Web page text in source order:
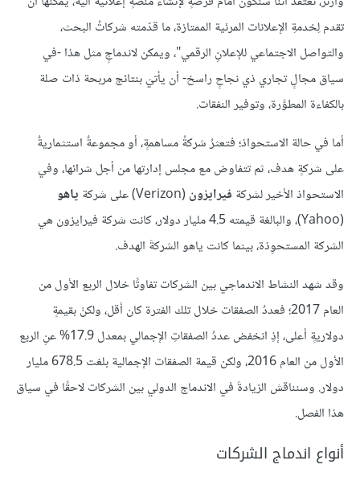
تقدم لِخدمةِ الإعلانات المرئية الممتازة، ما قدّمته شركاتُ البحث،
والتواصل الاجتماعي للإعلانِ الرقمي"، ويمكن لاندماجٍ مثل هذا -في
سياق مجالٍ تجاري ذي نجاحٍ راسخ- أن يأتيَ بنتائج مربحة ذات صلة
بالكفاءة المطوَّرة، وتوفير النفقات.
أما في حالة الاستحواذ؛ فتعثرُ شركةُ مساهمةٍ، أو مجموعةٌ استثماريةٌ
على شركةٍ هدف، ثم تتفاوض مع مجلس إدارتها من أجل شرائها، وفي
الاستحواذ الأخير لشركة فيرايزون (Verizon) على شركة
ياهو
(Yahoo)، والبالغة قيمته 4.5 مليار دولار، كانت شركة فيرايزون هي
الشركة المستحوِذة، بينما كانت ياهو الشركةَ الهدف.
وقد شهد النشاط الاندماجي بين الشركات تفاوتًا خلال الربع الأول من
العام 2017؛ فعددُ الصفقات خلال تلك الفترة كان أقل، ولكنْ بقيمةٍ
دولاريةٍ أعلى، إذِ انخفض عددُ الصفقاتِ الإجمالي بمعدل 17.9% عنِ الربع
الأول من العام 2016، ولكن قيمة الصفقات الإجمالية بلغت 678.5 مليار
دولار. وسنناقش الزيادةَ في الاندماج الدولي بين الشركات لاحقًا في سياق
هذا الفصل.
أنواع اندماج الشركات